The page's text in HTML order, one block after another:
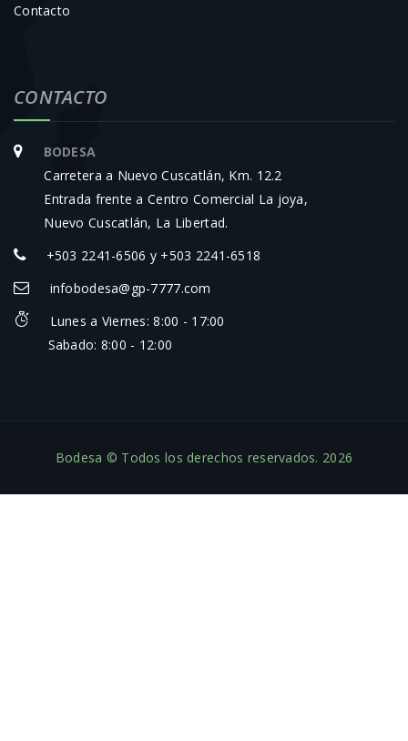
Contacto
CONTACTO
BODESA
Carretera a Nuevo Cuscatlán, Km. 12.2
Entrada frente a Centro Comercial La joya,
Nuevo Cuscatlán, La Libertad.
+503 2241-6506 y +503 2241-6518
infobodesa@gp-7777.com
Lunes a Viernes: 8:00 - 17:00
Sabado: 8:00 - 12:00
Bodesa © Todos los derechos reservados. 2026